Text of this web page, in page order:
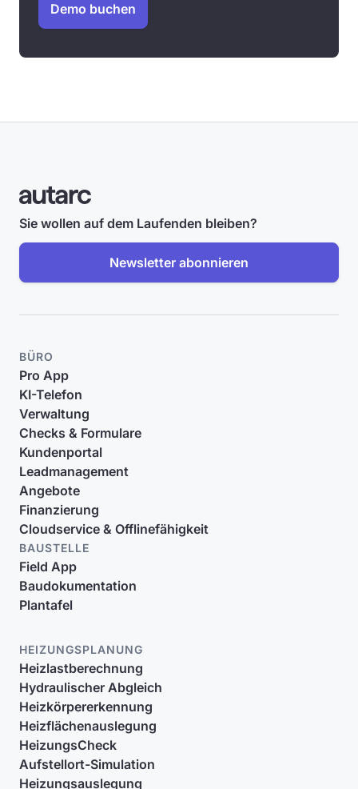
Demo buchen
Sie wollen auf dem Laufenden bleiben?
Newsletter abonnieren
BÜRO
Pro App
KI-Telefon
Verwaltung
Checks & Formulare
Kundenportal
Leadmanagement
Angebote
Finanzierung
Cloudservice & Offlinefähigkeit
BAUSTELLE
Field App
Baudokumentation
Plantafel
HEIZUNGSPLANUNG
Heizlastberechnung
Hydraulischer Abgleich
Heizkörpererkennung
Heizflächenauslegung
HeizungsCheck
Aufstellort-Simulation
Heizungsauslegung